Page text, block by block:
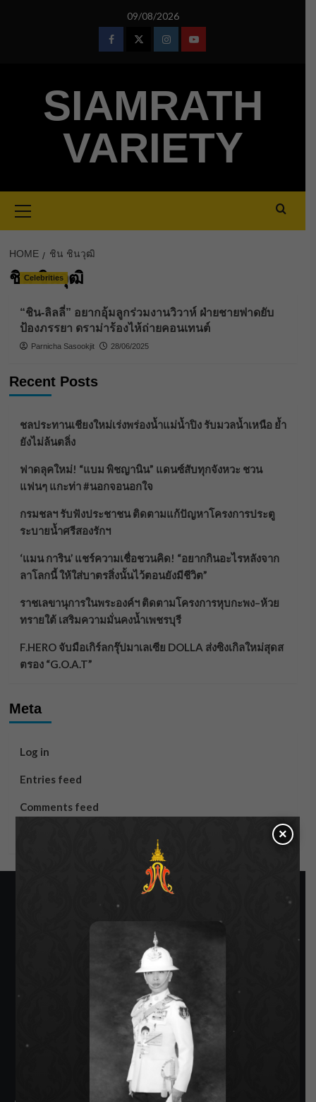
09/08/2026
FacebookTwitterInstagramYoutube
SIAMRATH
VARIETY
Menu
HOME ชิน ชินวุฒิ
ชิน ชินวุฒิ
Celebrities
“ชิน-ลิลลี่” อยากอุ้มลูกร่วมงานวิวาห์ ฝ่ายชายฟาดยับ
ป้องภรรยา ดราม่าร้องไห้ถ่ายคอนเทนต์
Parnicha Sasookjit 28/06/2025
Recent Posts
ชลประทานเชียงใหม่เร่งพร่องน้ำแม่น้ำปิง รับมวลน้ำเหนือ ย้ำ
ยังไม่ล้นตลิ่ง
ฟาดลุคใหม่! “แบม พิชญานิน” แดนซ์สับทุกจังหวะ ชวน
แฟนๆ แกะท่า #นอกจอนอกใจ
กรมชลฯ รับฟังประชาชน ติดตามแก้ปัญหาโครงการประตู
ระบายน้ำศรีสองรักฯ
‘แมน การิน’ แชร์ความเชื่อชวนคิด! “อยากกินอะไรหลังจาก
ลาโลกนี้ ให้ใส่บาตรสิ่งนั้นไว้ตอนยังมีชีวิต”
ราชเลขานุการในพระองค์ฯ ติดตามโครงการหุบกะพง–ห้วย
ทรายใต้ เสริมความมั่นคงน้ำเพชรบุรี
F.HERO จับมือเกิร์ลกรุ๊ปมาเลเซีย DOLLA ส่งซิงเกิลใหม่สุดส
ตรอง “G.O.A.T”
Meta
Log in
Entries feed
Comments feed
SIAMRATH VARIETY
THE BEST ENTERTAINMENT
×